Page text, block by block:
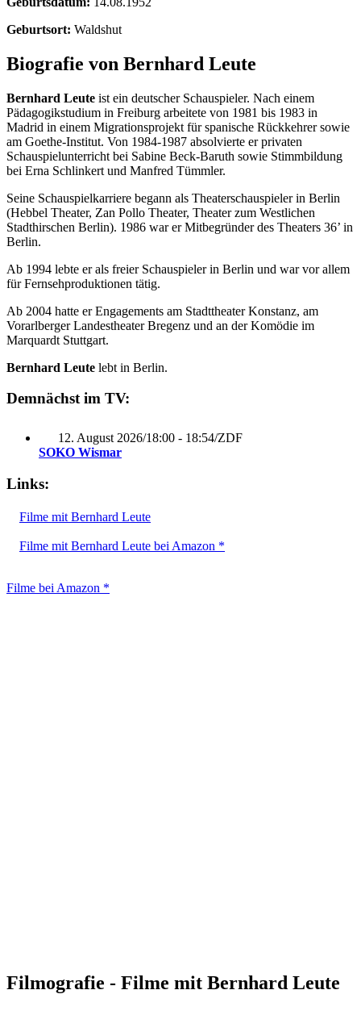
Geburtsort: Waldshut
Biografie von Bernhard Leute
Bernhard Leute ist ein deutscher Schauspieler. Nach einem
Pädagogikstudium in Freiburg arbeitete von 1981 bis 1983 in
Madrid in einem Migrationsprojekt für spanische Rückkehrer sowie
am Goethe-Institut. Von 1984-1987 absolvierte er privaten
Schauspielunterricht bei Sabine Beck-Baruth sowie Stimmbildung
bei Erna Schlinkert und Manfred Tümmler.
Seine Schauspielkarriere begann als Theaterschauspieler in Berlin
(Hebbel Theater, Zan Pollo Theater, Theater zum Westlichen
Stadthirschen Berlin). 1986 war er Mitbegründer des Theaters 36’ in
Berlin.
Ab 1994 lebte er als freier Schauspieler in Berlin und war vor allem
für Fernsehproduktionen tätig.
Ab 2004 hatte er Engagements am Stadttheater Konstanz, am
Vorarlberger Landestheater Bregenz und an der Komödie im
Marquardt Stuttgart.
Bernhard Leute lebt in Berlin.
Demnächst im TV:
12. August 2026/18:00 - 18:54/ZDF
SOKO Wismar
Links:
Filme mit Bernhard Leute
Filme mit Bernhard Leute bei Amazon *
Filme bei Amazon *
Filmografie - Filme mit Bernhard Leute